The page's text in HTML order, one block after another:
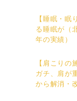
【睡眠・
る睡眠が（
年の実績）
【肩こり
ガチ、肩が
から解消・